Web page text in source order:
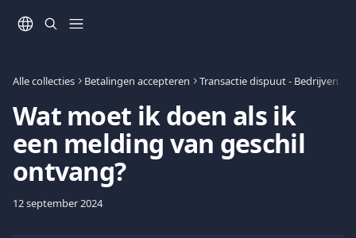
Alle collecties Betalingen accepteren Transactie dispuut - Bedrijven
Wat moet ik doen als ik
een melding van geschil
ontvang?
12 september 2024